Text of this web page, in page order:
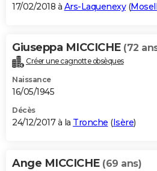
17/02/2018 à Ars-Laquenexy(
Giuseppa MICCICHE (72
Créer une cagnotte obsèques
Naissance
16/05/1945
Décès
24/12/2017 à la Tronche (Isère)
Ange MICCICHE (69 ans)